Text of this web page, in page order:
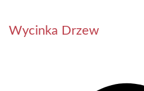
Wycinka Drzew